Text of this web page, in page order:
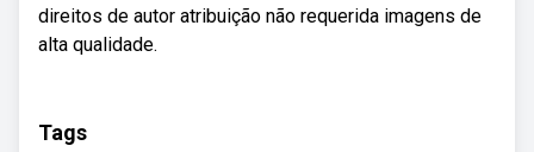
direitos de autor atribuição não requerida imagens de
alta qualidade.
Tags